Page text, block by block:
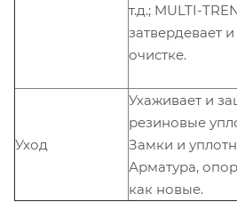
т.д.; MULTI-
затвердевает
очистке.
Уход
Ухаживает и
резиновые
Замки и
Арматура,
как новые.